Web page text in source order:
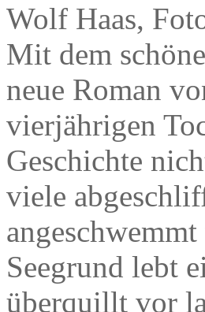
Wolf Haas,
Mit dem
neue Roman
vierjährigen
Geschichte
viele
Seegrund lebt
überquillt vor